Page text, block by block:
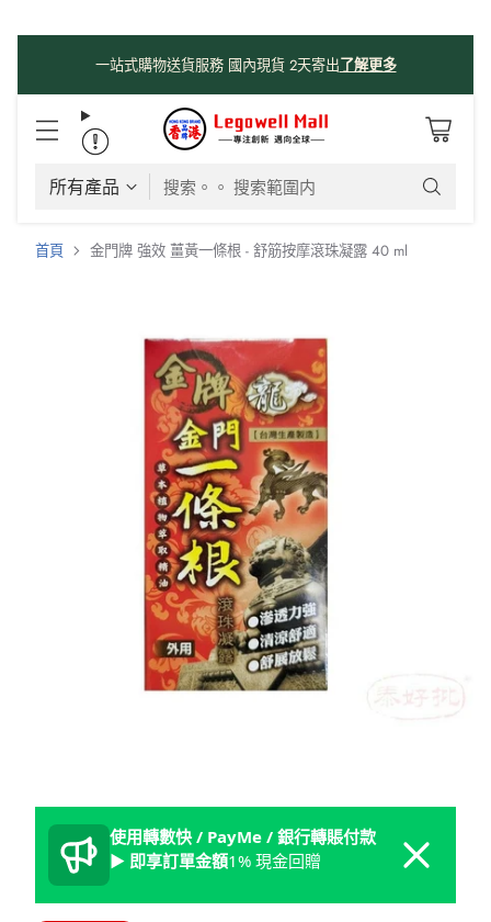
係時候分享吓我哋由採購、物流、購物網站、送貨嘅流程俾大家知
啦😊😊！ 了解更多
搜索。。 搜索範圍内
首頁 金門牌 強效 薑黃一條根 - 舒筋按摩滾珠凝露 40 ml
使用轉數快 / PayMe / 銀行轉賬付款
► 即享訂單金額1% 現金回贈
Dismiss